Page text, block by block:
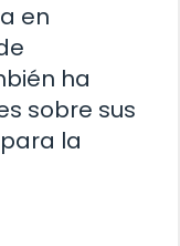
en
ha
sobre sus
la